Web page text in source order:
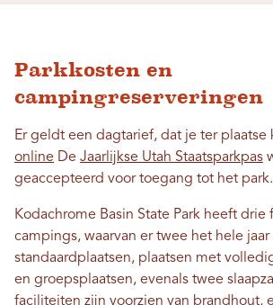
Parkkosten en
campingreserveringen
Er geldt een dagtarief, dat je ter plaatse
online De Jaarlijkse Utah Staatsparkpas
geaccepteerd voor toegang tot het park.
Kodachrome Basin State Park heeft drie
campings, waarvan er twee het hele jaar
standaardplaatsen, plaatsen met
en groepsplaatsen, evenals twee
faciliteiten zijn voorzien van brandhout,